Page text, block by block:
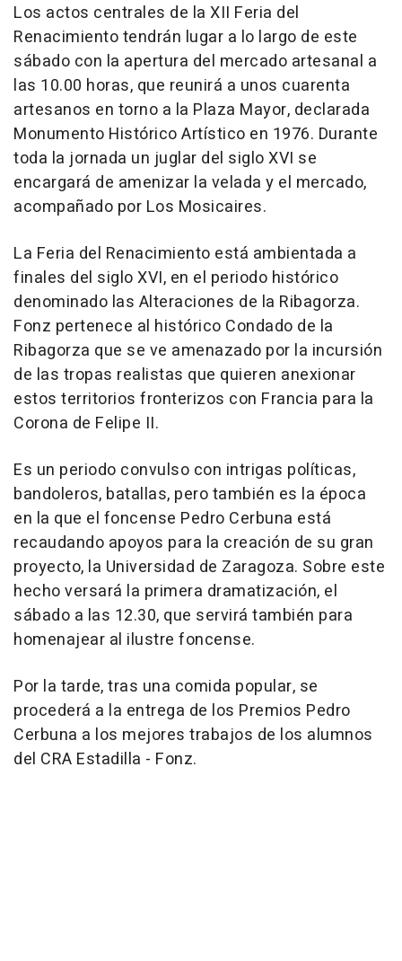
Los actos centrales de la XII Feria del
Renacimiento tendrán lugar a lo largo de este
sábado con la apertura del mercado artesanal a
las 10.00 horas, que reunirá a unos cuarenta
artesanos en torno a la Plaza Mayor, declarada
Monumento Histórico Artístico en 1976. Durante
toda la jornada un juglar del siglo XVI se
encargará de amenizar la velada y el mercado,
acompañado por Los Mosicaires.
La Feria del Renacimiento está ambientada a
finales del siglo XVI, en el periodo histórico
denominado las Alteraciones de la Ribagorza.
Fonz pertenece al histórico Condado de la
Ribagorza que se ve amenazado por la incursión
de las tropas realistas que quieren anexionar
estos territorios fronterizos con Francia para la
Corona de Felipe II.
Es un periodo convulso con intrigas políticas,
bandoleros, batallas, pero también es la época
en la que el foncense Pedro Cerbuna está
recaudando apoyos para la creación de su gran
proyecto, la Universidad de Zaragoza. Sobre este
hecho versará la primera dramatización, el
sábado a las 12.30, que servirá también para
homenajear al ilustre foncense.
Por la tarde, tras una comida popular, se
procederá a la entrega de los Premios Pedro
Cerbuna a los mejores trabajos de los alumnos
del CRA Estadilla - Fonz.